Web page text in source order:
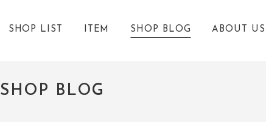
SHOP LIST ITEM SHOP BLOG ABOUT US
SHOP BLOG